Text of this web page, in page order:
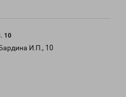
10
И.П., 10